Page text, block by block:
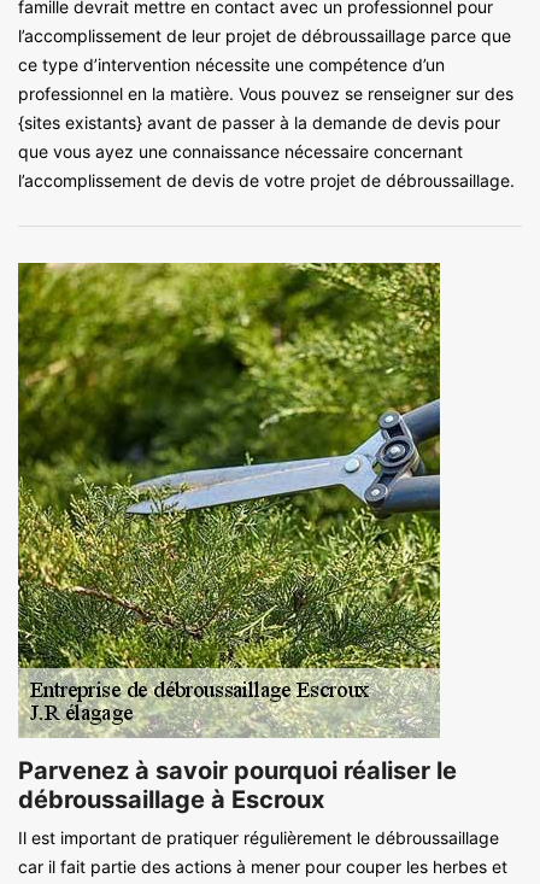
famille devrait mettre en contact avec un professionnel pour
l’accomplissement de leur projet de débroussaillage parce que
ce type d’intervention nécessite une compétence d’un
professionnel en la matière. Vous pouvez se renseigner sur des
{sites existants} avant de passer à la demande de devis pour
que vous ayez une connaissance nécessaire concernant
l’accomplissement de devis de votre projet de débroussaillage.
Parvenez à savoir pourquoi réaliser le
débroussaillage à Escroux
Il est important de pratiquer régulièrement le débroussaillage
car il fait partie des actions à mener pour couper les herbes et